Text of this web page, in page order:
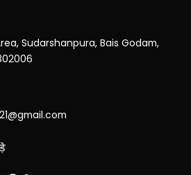
Sudarshanpura, Bais Godam,